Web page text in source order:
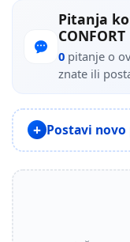
Pitanja
CONFORT
0 pitanje o
znate ili
Postavi